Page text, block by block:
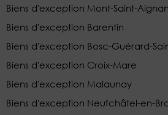
Biens d'exception Mont-Saint-Aignan
Biens d'exception Barentin
Biens d'exception Bosc-Guérard-
Biens d'exception Croix-Mare
Biens d'exception Malaunay
Biens d'exception Neufchâtel-en-